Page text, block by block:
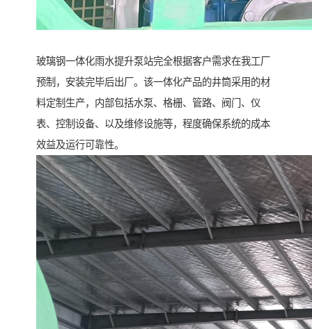
玻璃钢一体化雨水提升泵站完全根据客户需求在我工厂
预制，安装完毕后出厂。该一体化产品的井筒采用的材
料定制生产，内部包括水泵、格栅、管路、阀门、仪
表、控制设备、以及维修设施等，程度确保系统的成本
效益及运行可靠性。